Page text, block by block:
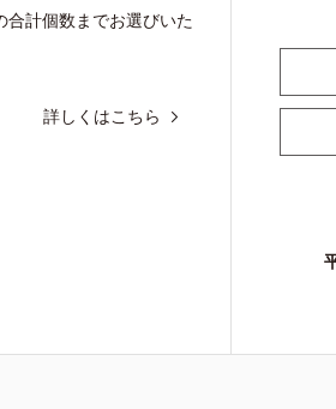
合計個数までお選びいた
詳しくはこちら